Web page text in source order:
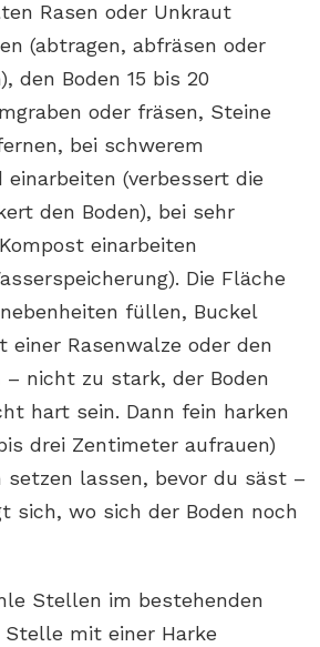
Rasen oder Unkraut
(abtragen, abfräsen oder
den Boden 15 bis 20
oder fräsen, Steine
bei schwerem
einarbeiten (verbessert die
den Boden), bei sehr
einarbeiten
Die Fläche
füllen, Buckel
einer Rasenwalze oder den
– nicht zu stark, der Boden
hart sein. Dann fein harken
drei Zentimeter aufrauen)
setzen lassen, bevor du säst –
sich, wo sich der Boden noch
Stellen im bestehenden
Stelle mit einer Harke